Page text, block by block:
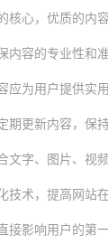
核心，优质的内
内容的专业性和
应为用户提供实
期更新内容，保
文字、图片、视
技术，提高网站
接影响用户的第